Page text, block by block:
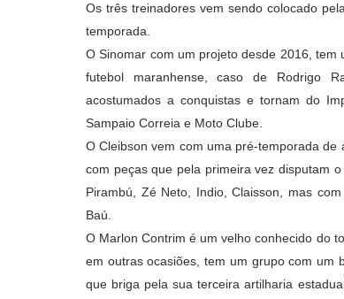
Os três treinadores vem sendo colocado
temporada.
O Sinomar com um projeto desde 2016,
futebol maranhense, caso de Rodrigo
acostumados a conquistas e tornam do
Sampaio Correia e Moto Clube.
O Cleibson vem com uma pré-temporada
com peças que pela primeira vez disputam
Pirambú, Zé Neto, Indio, Claisson, mas
Baú.
O Marlon Contrim é um velho conhecido do
em outras ocasiões, tem um grupo com um
que briga pela sua terceira artilharia